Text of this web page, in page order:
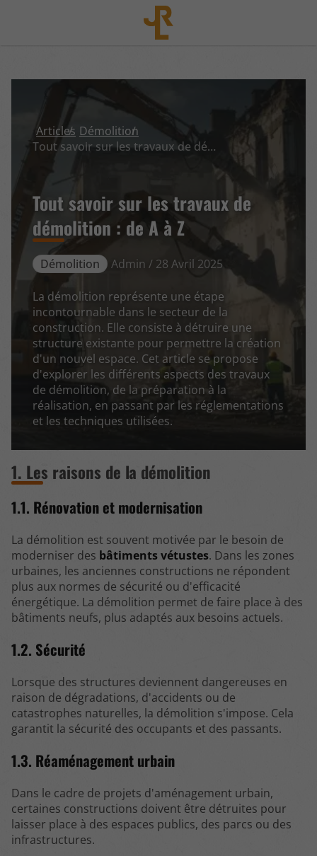
Articles Démolition
Tout savoir sur les travaux de démolition : de A à Z
Tout savoir sur les travaux de
démolition : de A à Z
Démolition Admin / 28 Avril 2025
La démolition représente une étape
incontournable dans le secteur de la
construction. Elle consiste à détruire une
structure existante pour permettre la création
d'un nouvel espace. Cet article se propose
d'explorer les différents aspects des travaux
de démolition, de la préparation à la
réalisation, en passant par les réglementations
et les techniques utilisées.
1. Les raisons de la démolition
1.1. Rénovation et modernisation
La démolition est souvent motivée par le besoin de
moderniser des bâtiments vétustes. Dans les zones
urbaines, les anciennes constructions ne répondent
plus aux normes de sécurité ou d'efficacité
énergétique. La démolition permet de faire place à des
bâtiments neufs, plus adaptés aux besoins actuels.
1.2. Sécurité
Lorsque des structures deviennent dangereuses en
raison de dégradations, d'accidents ou de
catastrophes naturelles, la démolition s'impose. Cela
garantit la sécurité des occupants et des passants.
1.3. Réaménagement urbain
Dans le cadre de projets d'aménagement urbain,
certaines constructions doivent être détruites pour
laisser place à des espaces publics, des parcs ou des
infrastructures.